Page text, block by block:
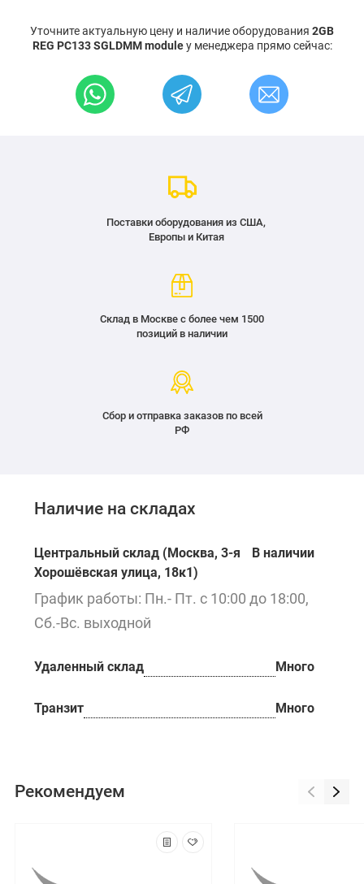
Уточните актуальную цену и наличие оборудования 2GB
REG PC133 SGLDMM moduleу менеджера прямо сейчас:
Поставки оборудования из США,
Европы и Китая
Склад в Москве с более чем 1500
позиций в наличии
Сбор и отправка заказов по всей
РФ
Наличие на складах
Центральный склад (Москва, 3-я
Хорошёвская улица, 18к1)
В наличии
График работы: Пн.- Пт. с 10:00 до 18:00,
Сб.-Вс. выходной
Удаленный склад Много
Транзит Много
Рекомендуем